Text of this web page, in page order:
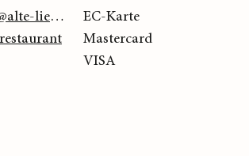
vecchioamore@alte-liebe.de
EC-Karte
Mastercard
VISA